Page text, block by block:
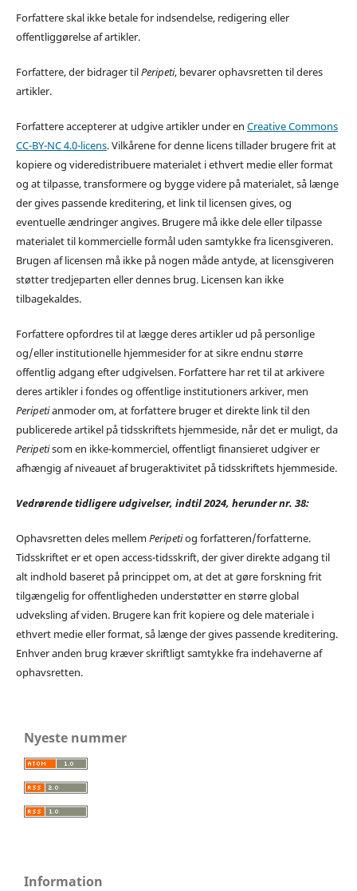
Forfattere skal ikke betale for indsendelse, redigering eller
offentliggørelse af artikler.
Forfattere, der bidrager tilPeripeti, bevarer ophavsretten til deres
artikler.
Forfattere accepterer at udgive artikler under en Creative Commons
CC-BY-NC 4.0-licens. Vilkårene for denne licens tillader brugere frit at
kopiere og videredistribuere materialet i ethvert medie eller format
og at tilpasse, transformere og bygge videre på materialet, så længe
der gives passende kreditering, et link til licensen gives, og
eventuelle ændringer angives. Brugere må ikke dele eller tilpasse
materialet til kommercielle formål uden samtykke fra licensgiveren.
Brugen af licensen må ikke på nogen måde antyde, at licensgiveren
støtter tredjeparten eller dennes brug. Licensen kan ikke
tilbagekaldes.
Forfattere opfordres til at lægge deres artikler ud på personlige
og/eller institutionelle hjemmesider for at sikre endnu større
offentlig adgang efter udgivelsen. Forfattere har ret til at arkivere
deres artikler i fondes og offentlige institutioners arkiver, men
Peripetianmoder om, at forfattere bruger et direkte link til den
publicerede artikel på tidsskriftets hjemmeside, når det er muligt, da
Peripetisom en ikke-kommerciel, offentligt finansieret udgiver er
afhængig af niveauet af brugeraktivitet på tidsskriftets hjemmeside.
Vedrørende tidligere udgivelser, indtil 2024, herunder nr. 38:
Ophavsretten deles mellemPeripetiog forfatteren/forfatterne.
Tidsskriftet er et open access-tidsskrift, der giver direkte adgang til
alt indhold baseret på princippet om, at det at gøre forskning frit
tilgængelig for offentligheden understøtter en større global
udveksling af viden. Brugere kan frit kopiere og dele materiale i
ethvert medie eller format, så længe der gives passende kreditering.
Enhver anden brug kræver skriftligt samtykke fra indehaverne af
ophavsretten.
Nyeste nummer
Information